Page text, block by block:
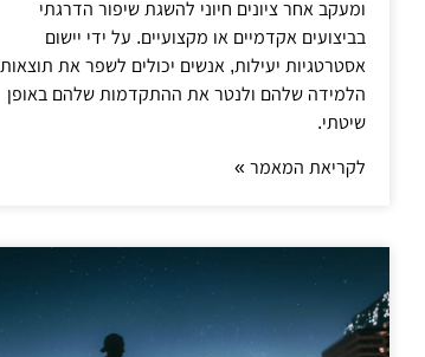
ומעקב אחר ציונים חיוני להשגת שיפור הדרגתי
בביצועים אקדמיים או מקצועיים. על ידי יישום
אסטרטגיות יעילות, אנשים יכולים לשפר את תוצאות
הלמידה שלהם ולנטר את ההתקדמות שלהם באופן
שיטתי.
לקריאת המאמר »